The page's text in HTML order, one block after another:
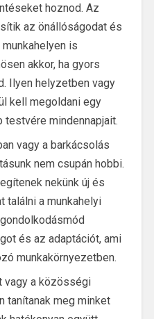
hoznod. Az
az önállóságodat és
is
akkor, ha gyors
Ilyen helyzetben vagy
kell megoldani egy
mindennapjait.
vagy a barkácsolás
nem csupán hobbi.
nekünk új és
találni a munkahelyi
és az adaptációt, ami
munkakörnyezetben.
vagy a közösségi
tanítanak meg minket